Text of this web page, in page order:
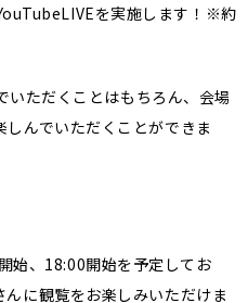
を実施します！※約
いただくことはもちろん、会場
んでいただくことができま
始、18:00開始を予定してお
に観覧をお楽しみいただけま